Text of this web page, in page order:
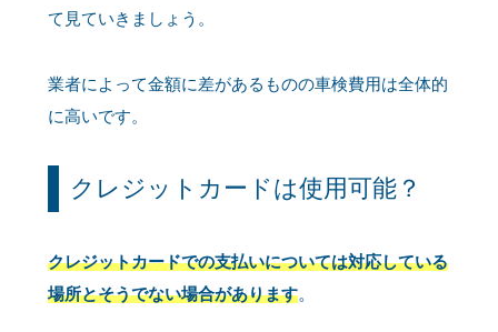
て見ていきましょう。
業者によって金額に差があるものの車検費用は全体的
に高いです。
クレジットカードは使用可能？
クレジットカードでの支払いについては対応している
場所とそうでない場合があります。